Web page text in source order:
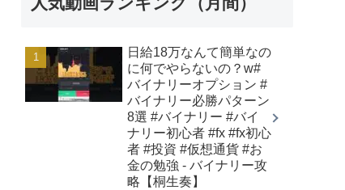
日給18万なんて簡単なの
に何でやらないの？w#
バイナリーオプション #
バイナリー必勝パターン
8選 #バイナリー #バイ
ナリー初心者 #fx #fx初心
者 #投資 #仮想通貨 #お
金の勉強 - バイナリー攻
略【桐生奏】